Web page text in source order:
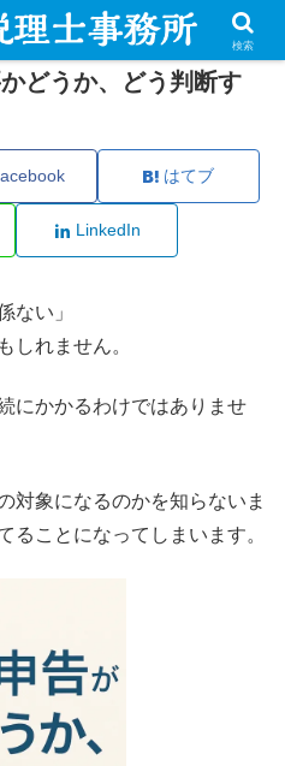
どうか、どう判断す
はてブ
LinkedIn
ない」
しれません。
にかかるわけではありませ
対象になるのかを知らないま
ることになってしまいます。
検索